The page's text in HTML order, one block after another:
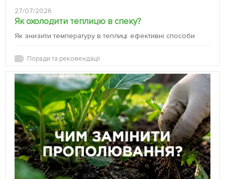
27/07/2026
Як охолодити теплицю в спеку?
Як знизити температуру в теплиці: ефективні способи
Поради та рекомендації